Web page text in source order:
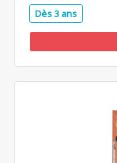
Dès 3 ans